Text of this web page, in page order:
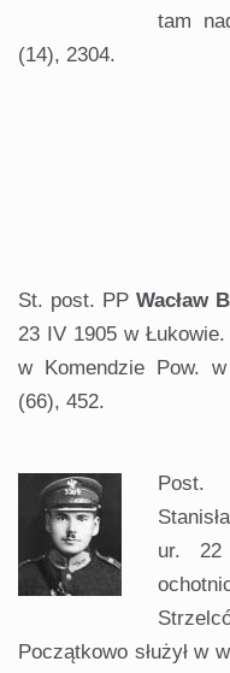
tam
(14), 2304.
St. post. PP Wacław
23 IV 1905 w Łukowie.
w Komendzie Pow.
(66), 452.
ur.
Początkowo służył w